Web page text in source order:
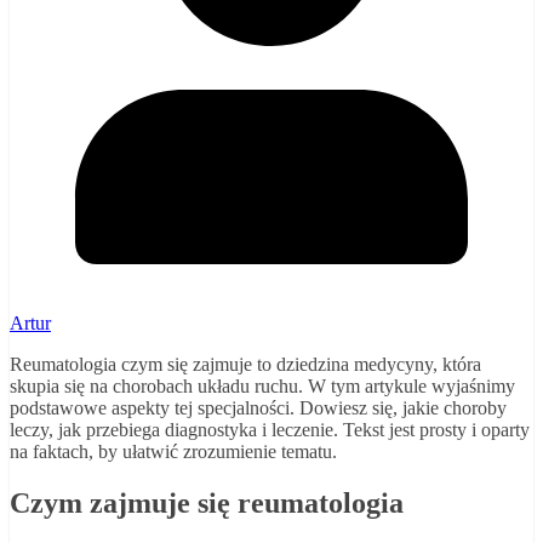
Artur
Reumatologia czym się zajmuje to dziedzina medycyny, która
skupia się na chorobach układu ruchu. W tym artykule wyjaśnimy
podstawowe aspekty tej specjalności. Dowiesz się, jakie choroby
leczy, jak przebiega diagnostyka i leczenie. Tekst jest prosty i oparty
na faktach, by ułatwić zrozumienie tematu.
Czym zajmuje się reumatologia